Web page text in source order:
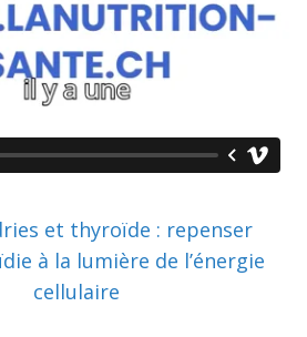
et thyroïde : repenser
à la lumière de l’énergie
cellulaire